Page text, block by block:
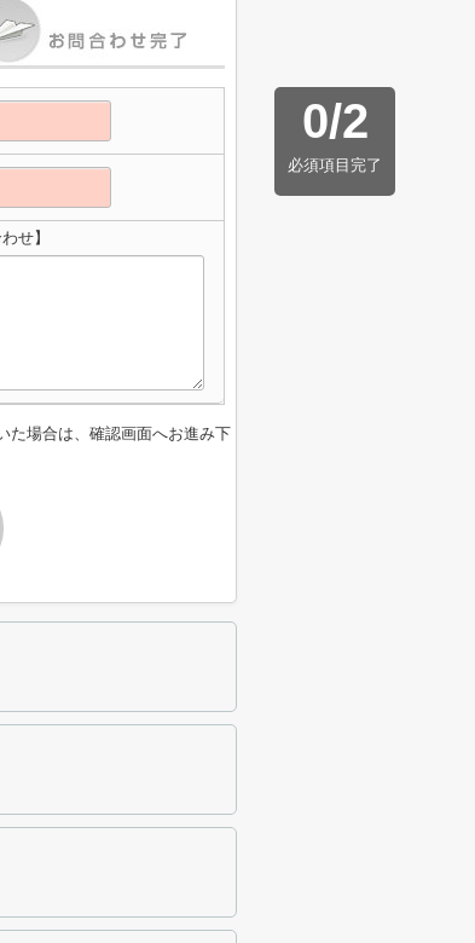
0/2
必須項目完了
せ】
た場合は、確認画面へお進み下